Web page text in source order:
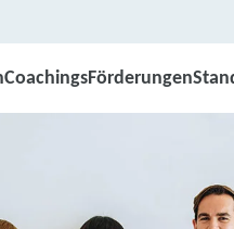
CoachingsFörderungen